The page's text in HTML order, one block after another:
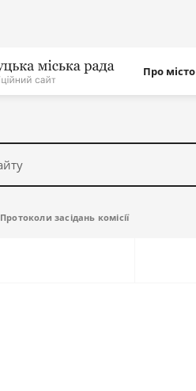
сайту
Про місто
Протоколи засідань комісії